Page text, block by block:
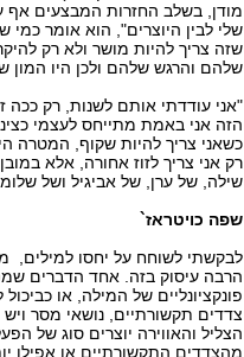
מודן, בשלב החזרות המבצעים אף
שלי לבין היוצרים", הוא אומר
שזה צריך להיות מושר ולא רק
שלהם והרגש שלהם ולכן היו המון
"אני עודדתי אותם לשנות, רק
הזה אני באמת מתייחס לעצמי
כשאני צריך להיות שקוף, המטרה
רק אני צריך לזוז אחורה, אלא
שילה, של ערן, של אביגיל ושל
שפה כויטראז`
לבקשתי לשוחח על יחסו למילים,
הרבה עיסוק בזה. אחד הדברים
פונקציונליים של המילה, או
צדדים תקשורתיים, נושאי מסר
הצליל והאווירה יוצרים סוג של
מהצדדים התקשורתיים או אפילו